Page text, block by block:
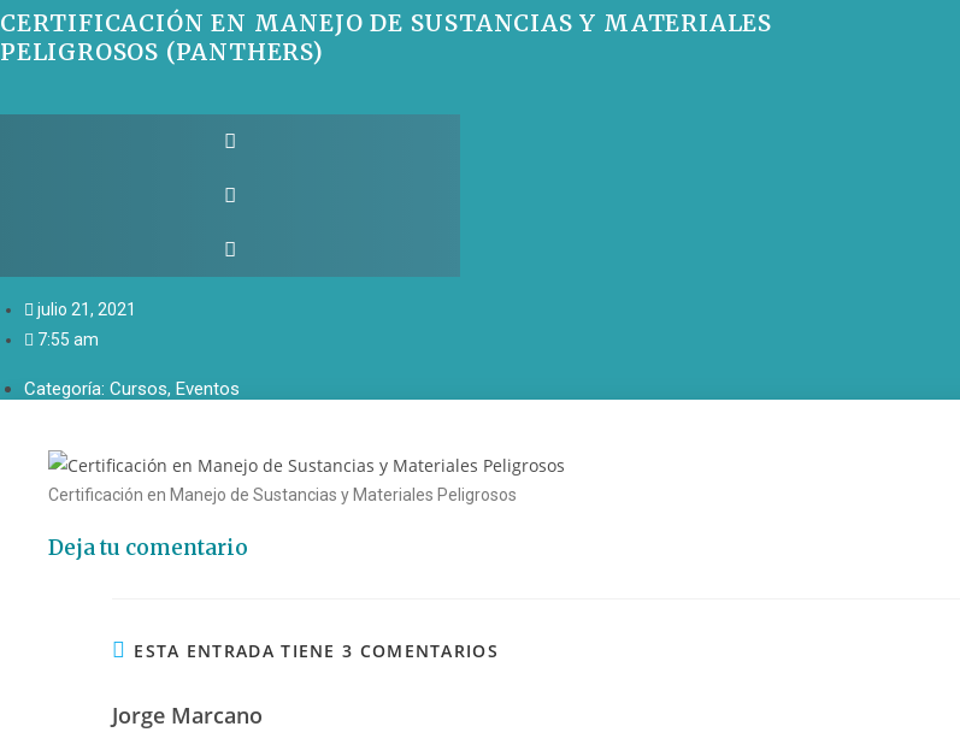
CERTIFICACIÓN EN MANEJO DE SUSTANCIAS Y MATERIALES
PELIGROSOS (PANTHERS)
julio 21, 2021
7:55 am
Categoría: Cursos, Eventos
Certificación en Manejo de Sustancias y Materiales Peligrosos
Deja tu comentario
ESTA ENTRADA TIENE 3 COMENTARIOS
Jorge Marcano